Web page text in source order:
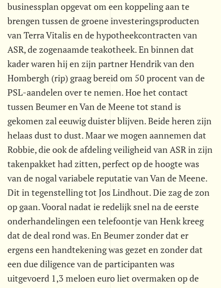
businessplan opgevat om een koppeling aan te
brengen tussen de groene investeringsproducten
van Terra Vitalis en de hypotheekcontracten van
ASR, de zogenaamde teakotheek. En binnen dat
kader waren hij en zijn partner Hendrik van den
Hombergh (rip) graag bereid om 50 procent van de
PSL-aandelen over te nemen. Hoe het contact
tussen Beumer en Van de Meene tot stand is
gekomen zal eeuwig duister blijven. Beide heren zijn
helaas dust to dust. Maar we mogen aannemen dat
Robbie, die ook de afdeling veiligheid van ASR in zijn
takenpakket had zitten, perfect op de hoogte was
van de nogal variabele reputatie van Van de Meene.
Dit in tegenstelling tot Jos Lindhout. Die zag de zon
op gaan. Vooral nadat ie redelijk snel na de eerste
onderhandelingen een telefoontje van Henk kreeg
dat de deal rond was. En Beumer zonder dat er
ergens een handtekening was gezet en zonder dat
een due diligence van de participanten was
uitgevoerd 1,3 meloen euro liet overmaken op de